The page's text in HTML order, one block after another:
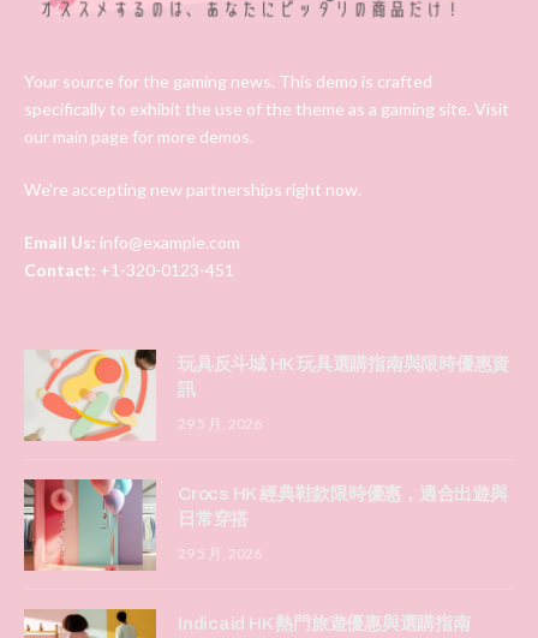
Your source for the gaming news. This demo is crafted
specifically to exhibit the use of the theme as a gaming site. Visit
our main page for more demos.
We're accepting new partnerships right now.
Email Us: info@example.com
Contact: +1-320-0123-451
玩具反斗城 HK 玩具選購指南與限時優惠資
訊
29 5 月, 2026
Crocs HK 經典鞋款限時優惠，適合出遊與
日常穿搭
29 5 月, 2026
Indicaid HK 熱門旅遊優惠與選購指南